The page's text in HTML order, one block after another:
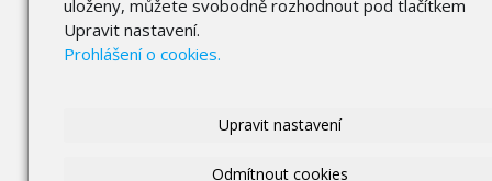
uloženy, můžete svobodně rozhodnout pod tlačítkem
Upravit nastavení.
Prohlášení o cookies.
Upravit nastavení
Odmítnout cookies